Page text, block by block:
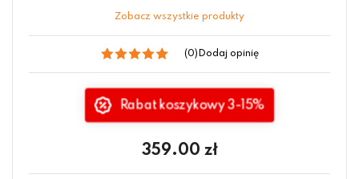
Zobacz wszystkie produkty
(0) Dodaj opinię
Rabat koszykowy 3-15%
359.00 zł